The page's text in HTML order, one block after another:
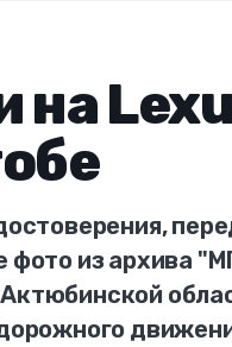
на
из архива